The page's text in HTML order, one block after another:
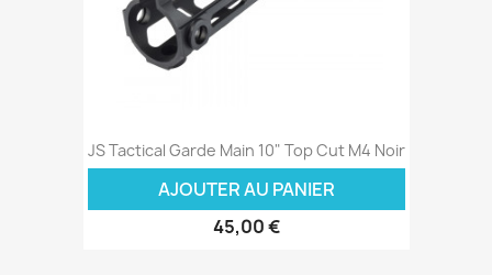
JS Tactical Garde Main 10" Top Cut M4 Noir
AJOUTER AU PANIER
45,00 €